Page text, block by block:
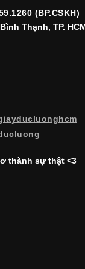
(BP.CSKH)
Thạnh, TP.
thành sự thật <3